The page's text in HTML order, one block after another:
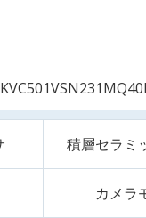
積層セラミ
カメラ